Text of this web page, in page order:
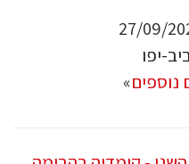
יפו
נוספים»